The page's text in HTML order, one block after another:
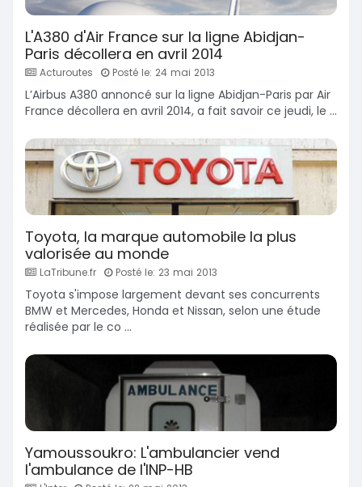
L'A380 d'Air France sur la ligne Abidjan-
Paris décollera en avril 2014
Acturoutes Posté le: 24 mai 2013
L’Airbus A380 annoncé sur la ligne Abidjan-Paris par Air
France décollera en avril 2014, a fait savoir ce jeudi, le ...
Toyota, la marque automobile la plus
valorisée au monde
LaTribune.fr Posté le: 23 mai 2013
Toyota s'impose largement devant ses concurrents
BMW et Mercedes, Honda et Nissan, selon une étude
réalisée par le co ...
Yamoussoukro: L'ambulancier vend
l'ambulance de l'INP-HB